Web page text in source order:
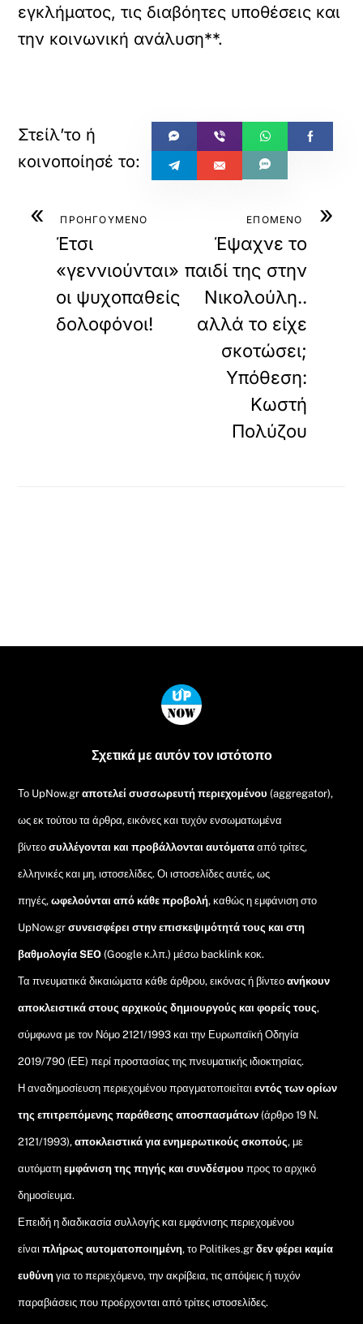
εγκλήματος, τις διαβόητες υποθέσεις και
την κοινωνική ανάλυση**.
« ΠΡΟΗΓΟΥΜΕΝΟ
Έτσι
«γεννιούνται»
οι ψυχοπαθείς
δολοφόνοι!
»
ΕΠΟΜΕΝΟ
Έψαχνε το
παιδί της στην
Νικολούλη..
αλλά το είχε
σκοτώσει;
Υπόθεση:
Κωστή
Πολύζου
Back
To
Σχετικά με αυτόν τον ιστότοπο
Το UpNow.grαποτελεί συσσωρευτή περιεχομένου (aggregator),
ως εκ τούτου τα άρθρα, εικόνες και τυχόν ενσωματωμένα
βίντεοσυλλέγονται και προβάλλονται αυτόματααπό τρίτες,
ελληνικές και μη, ιστοσελίδες. Οι ιστοσελίδες αυτές, ως
πηγές,ωφελούνται από κάθε προβολή, καθώς η εμφάνιση στο
UpNow.gr συνεισφέρει στην επισκεψιμότητά τους και στη
βαθμολογία SEO (Google κ.λπ.) μέσω backlink κοκ.
Τα πνευματικά δικαιώματα κάθε άρθρου, εικόνας ή βίντεοανήκουν
αποκλειστικά στους αρχικούς δημιουργούς και φορείς τους,
σύμφωνα με τον Νόμο 2121/1993 και την Ευρωπαϊκή Οδηγία
2019/790 (ΕΕ) περί προστασίας της πνευματικής ιδιοκτησίας.
Η αναδημοσίευση περιεχομένου πραγματοποιείταιεντός των ορίων
της επιτρεπόμενης παράθεσης αποσπασμάτων (άρθρο 19 Ν.
2121/1993), αποκλειστικά για ενημερωτικούς σκοπούς, με
αυτόματηεμφάνιση της πηγής και συνδέσμου προς το αρχικό
δημοσίευμα.
Επειδή η διαδικασία συλλογής και εμφάνισης περιεχομένου
είναιπλήρως αυτοματοποιημένη, το Politikes.grδεν φέρει καμία
ευθύνη για το περιεχόμενο, την ακρίβεια, τις απόψεις ή τυχόν
παραβιάσεις που προέρχονται από τρίτες ιστοσελίδες.